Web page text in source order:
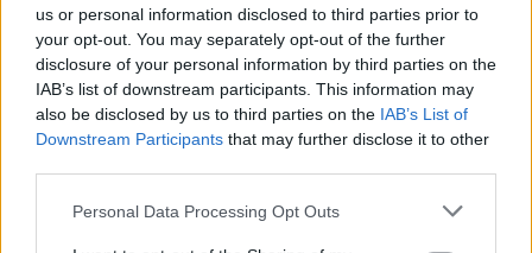
us or personal information disclosed to third parties prior to
your opt-out. You may separately opt-out of the further
disclosure of your personal information by third parties on the
IAB’s list of downstream participants. This information may
also be disclosed by us to third parties on the IAB’s List of
Downstream Participants that may further disclose it to other
Personal Data Processing Opt Outs
1 26 MARS, 2016